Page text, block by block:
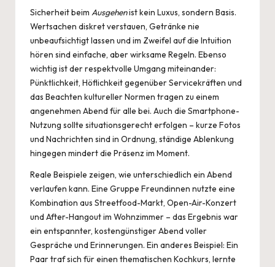
Sicherheit beim Ausgehenist kein Luxus, sondern Basis.
Wertsachen diskret verstauen, Getränke nie
unbeaufsichtigt lassen und im Zweifel auf die Intuition
hören sind einfache, aber wirksame Regeln. Ebenso
wichtig ist der respektvolle Umgang miteinander:
Pünktlichkeit, Höflichkeit gegenüber Servicekräften und
das Beachten kultureller Normen tragen zu einem
angenehmen Abend für alle bei. Auch die Smartphone-
Nutzung sollte situationsgerecht erfolgen – kurze Fotos
und Nachrichten sind in Ordnung, ständige Ablenkung
hingegen mindert die Präsenz im Moment.
Reale Beispiele zeigen, wie unterschiedlich ein Abend
verlaufen kann. Eine Gruppe Freundinnen nutzte eine
Kombination aus Streetfood-Markt, Open-Air-Konzert
und After-Hangout im Wohnzimmer – das Ergebnis war
ein entspannter, kostengünstiger Abend voller
Gespräche und Erinnerungen. Ein anderes Beispiel: Ein
Paar traf sich für einen thematischen Kochkurs, lernte